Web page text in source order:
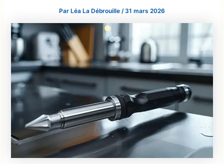
Par Léa La Débrouille /31 mars 2026